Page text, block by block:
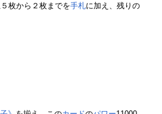
枚から２枚までを手札に加え、残りの